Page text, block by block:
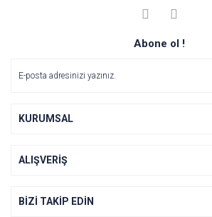
Yorum Yaz
Soru Sor
Görüş ve önerileriniz için teşekkür ederiz.
Ürün açıklamasında eksik bilgiler bulunuyor.
Ürün fiyatı diğer sitelerden daha pahalı.
Abone ol !
KURUMSAL
ALIŞVERİŞ
BİZİ TAKİP EDİN